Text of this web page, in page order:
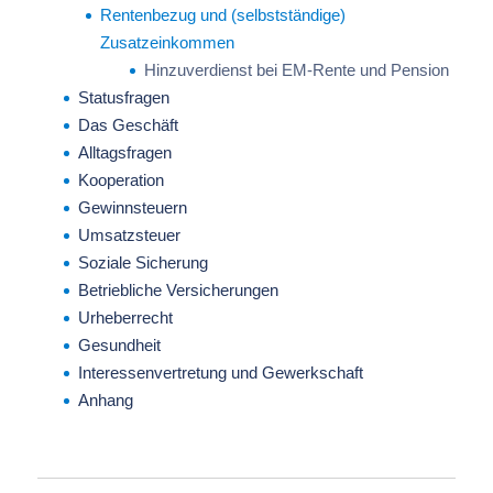
Rentenbezug und (selbstständige)
Zusatzeinkommen
Hinzuverdienst bei EM-Rente und Pension
Statusfragen
Das Geschäft
Alltagsfragen
Kooperation
Gewinnsteuern
Umsatzsteuer
Soziale Sicherung
Betriebliche Versicherungen
Urheberrecht
Gesundheit
Interessenvertretung und Gewerkschaft
Anhang